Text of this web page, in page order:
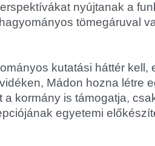
nyújtanak a
tömegáruval
kutatási háttér kell,
Mádon hozna létre
a kormány is támogatja,
egyetemi